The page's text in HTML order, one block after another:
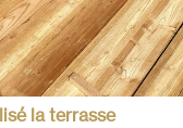
la terrasse